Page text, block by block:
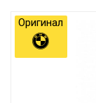
Оригинал